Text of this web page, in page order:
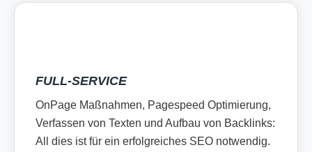
FULL-SERVICE
OnPage Maßnahmen, Pagespeed Optimierung,
Verfassen von Texten und Aufbau von Backlinks:
All dies ist für ein erfolgreiches SEO notwendig.